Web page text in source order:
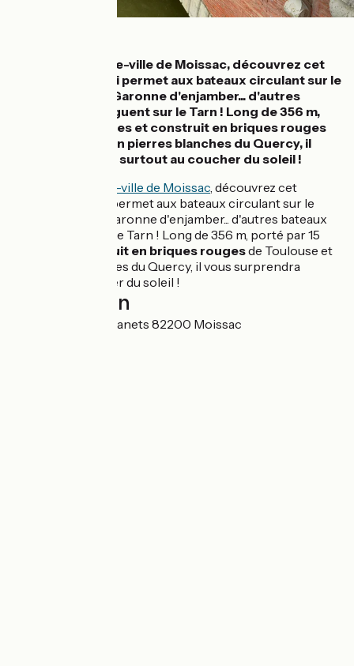
Proche du centre-ville de Moissac, découvrez cet
ouvrage d'art qui permet aux bateaux circulant sur le
canal latéral à la Garonne d'enjamber... d'autres
bateaux qui naviguent sur le Tarn ! Long de 356 m,
porté par 15 arches et construit en briques rouges
de Toulouse et en pierres blanches du Quercy, il
vous surprendra surtout au coucher du soleil !
Proche du centre-ville de Moissac, découvrez cet
ouvrage d'art qui permet aux bateaux circulant sur le
canal latéral à la Garonne d'enjamber... d'autres bateaux
qui naviguent sur le Tarn ! Long de 356 m, porté par 15
construit en briques rougesde Toulouse et
en pierres blanches du Quercy, il vous surprendra
surtout au coucher du soleil !
Localisation
11 Chemin des Jouanets 82200 Moissac